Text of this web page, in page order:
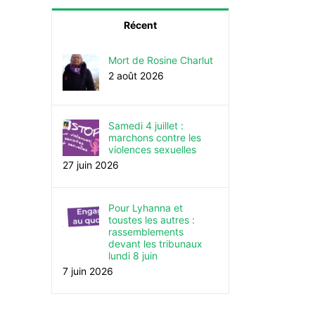
Récent
Mort de Rosine Charlut
2 août 2026
Samedi 4 juillet :
marchons contre les
violences sexuelles
27 juin 2026
Pour Lyhanna et
toustes les autres :
rassemblements
devant les tribunaux
lundi 8 juin
7 juin 2026